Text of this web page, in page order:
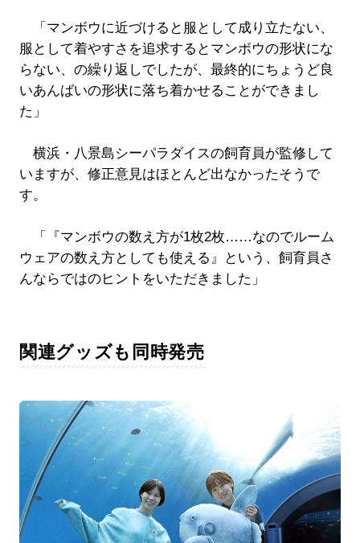
「マンボウに近づけると服として成り立たない、
服として着やすさを追求するとマンボウの形状にな
らない、の繰り返しでしたが、最終的にちょうど良
いあんばいの形状に落ち着かせることができまし
た」
横浜・八景島シーパラダイスの飼育員が監修して
いますが、修正意見はほとんど出なかったそうで
す。
「『マンボウの数え方が1枚2枚……なのでルーム
ウェアの数え方としても使える』という、飼育員さ
んならではのヒントをいただきました」
関連グッズも同時発売